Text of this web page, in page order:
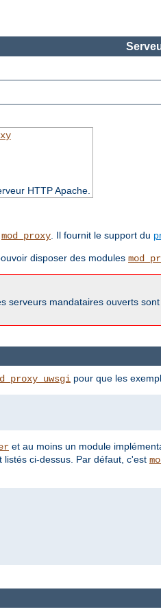
HTTP Apache.
mod_proxy. Il fournit le support du
disposer des modules
serveurs mandataires ouverts
pour que les
et au moins un module
listés ci-dessus. Par défaut, c'est